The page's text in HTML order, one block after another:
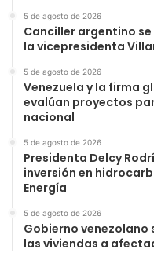
5 de agosto de 2026
Canciller argentino
la vicepresidenta
5 de agosto de 2026
Venezuela y la firma
evalúan proyectos
nacional
5 de agosto de 2026
Presidenta Delcy
inversión en
Energía
5 de agosto de 2026
Gobierno venezolano
las viviendas a